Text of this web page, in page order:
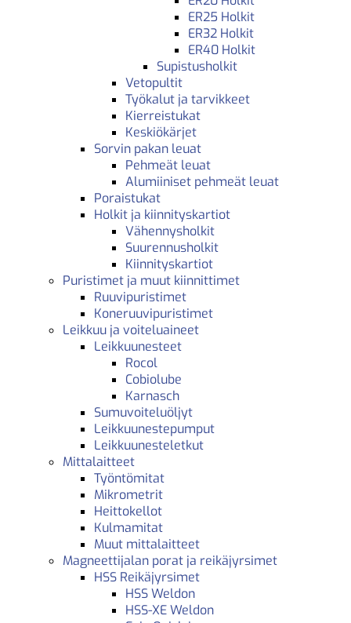
ER25 Holkit
ER32 Holkit
ER40 Holkit
Supistusholkit
Vetopultit
Työkalut ja tarvikkeet
Kierreistukat
Keskiökärjet
Sorvin pakan leuat
Pehmeät leuat
Alumiiniset pehmeät leuat
Poraistukat
Holkit ja kiinnityskartiot
Vähennysholkit
Suurennusholkit
Kiinnityskartiot
Puristimet ja muut kiinnittimet
Ruuvipuristimet
Koneruuvipuristimet
Leikkuu ja voiteluaineet
Leikkuunesteet
Rocol
Cobiolube
Karnasch
Sumuvoiteluöljyt
Leikkuunestepumput
Leikkuunesteletkut
Mittalaitteet
Työntömitat
Mikrometrit
Heittokellot
Kulmamitat
Muut mittalaitteet
Magneettijalan porat ja reikäjyrsimet
HSS Reikäjyrsimet
HSS Weldon
HSS-XE Weldon